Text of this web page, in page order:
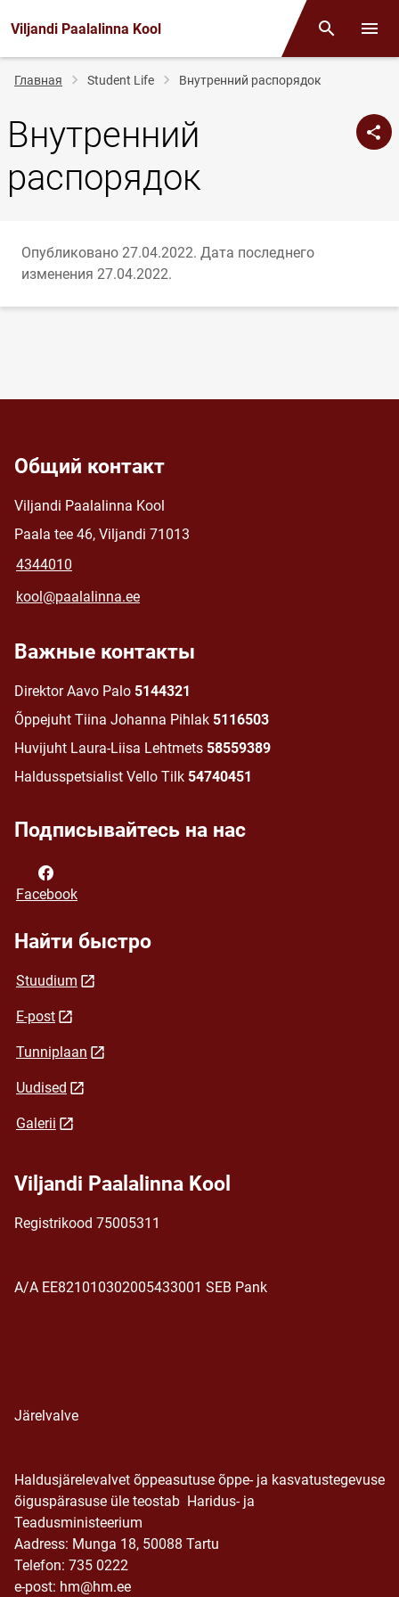
Viljandi Paalalinna Kool Поиск
Строка
навигации
Главная Student Life Внутренний распорядок
Внутренний
распорядок
Опубликовано 27.04.2022. Дата последнего
изменения 27.04.2022.
Общий контакт
Viljandi Paalalinna Kool
Paala tee 46, Viljandi 71013
4344010
kool@paalalinna.ee
Важные контакты
Direktor Aavo Palo 5144321
Õppejuht Tiina Johanna Pihlak 5116503
Huvijuht Laura-Liisa Lehtmets 58559389
Haldusspetsialist Vello Tilk 54740451
Подписывайтесь на нас
Facebook
Найти быстро
Stuudium
E-post
Tunniplaan
Uudised
Galerii
Viljandi Paalalinna Kool
Registrikood 75005311
A/A EE821010302005433001 SEB Pank
Järelvalve
Haldusjärelevalvet õppeasutuse õppe- ja kasvatustegevuse
õiguspärasuse üle teostab Haridus- ja
Teadusministeerium
Aadress: Munga 18, 50088 Tartu
Telefon: 735 0222
e-post: hm@hm.ee